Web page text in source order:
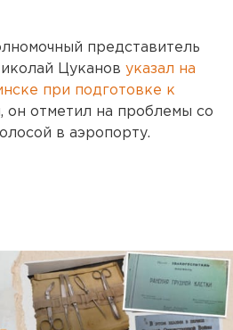
представитель
Цуканов указал на
при подготовке к
он отметил на проблемы со
в аэропорту.